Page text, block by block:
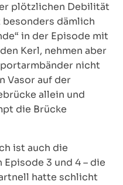
plötzlichen Debilität
besonders dämlich
in der Episode mit
Kerl, nehmen aber
nicht
Vasor auf der
allein und
die Brücke
ist auch die
3 und 4 – die
hatte schlicht